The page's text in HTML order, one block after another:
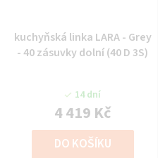
kuchyňská linka LARA - Grey
- 40 zásuvky dolní (40 D 3S)
14 dní
4 419 Kč
DO KOŠÍKU